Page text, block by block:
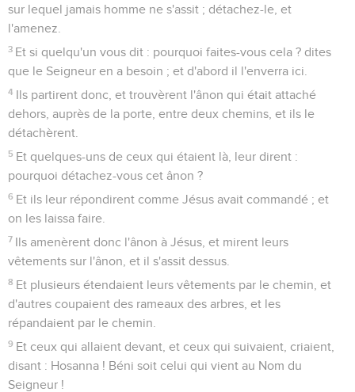
sur lequel jamais homme ne s'assit ; détachez-le, et
l'amenez.
3 Et si quelqu'un vous dit : pourquoi faites-vous cela ? dites
que le Seigneur en a besoin ; et d'abord il l'enverra ici.
4 Ils partirent donc, et trouvèrent l'ânon qui était attaché
dehors, auprès de la porte, entre deux chemins, et ils le
détachèrent.
5 Et quelques-uns de ceux qui étaient là, leur dirent :
pourquoi détachez-vous cet ânon ?
6 Et ils leur répondirent comme Jésus avait commandé ; et
on les laissa faire.
7 Ils amenèrent donc l'ânon à Jésus, et mirent leurs
vêtements sur l'ânon, et il s'assit dessus.
8 Et plusieurs étendaient leurs vêtements par le chemin, et
d'autres coupaient des rameaux des arbres, et les
répandaient par le chemin.
9 Et ceux qui allaient devant, et ceux qui suivaient, criaient,
disant : Hosanna ! Béni soit celui qui vient au Nom du
Seigneur !